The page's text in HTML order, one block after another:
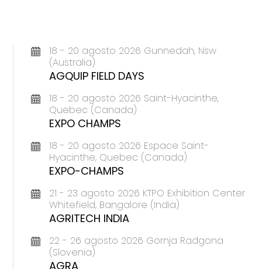
18 - 20 agosto 2026 Gunnedah, Nsw
(Australia)
AGQUIP FIELD DAYS
18 - 20 agosto 2026 Saint-Hyacinthe,
Quebec (Canada)
EXPO CHAMPS
18 - 20 agosto 2026 Espace Saint-
Hyacinthe, Quebec (Canada)
EXPO-CHAMPS
21 - 23 agosto 2026 KTPO Exhibition Center
Whitefield, Bangalore (India)
AGRITECH INDIA
22 - 26 agosto 2026 Gornja Radgona
(Slovenia)
AGRA